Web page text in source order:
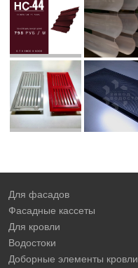
Для фасадов
Фасадные кассеты
Для кровли
Водостоки
Доборные элементы кровли